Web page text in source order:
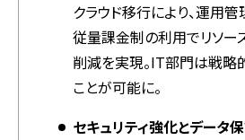
クラウド移行により、運用
従量課金制の利用でリソー
削減を実現。IT部門は戦略
ことが可能に。
セキュリティ強化とデータ